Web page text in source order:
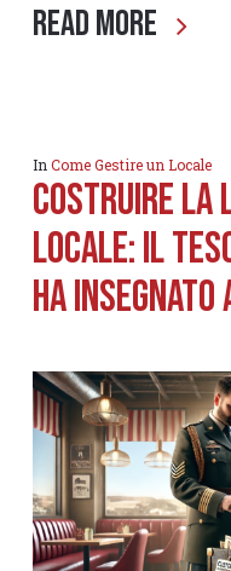
Read More
InCome Gestire un Locale
Costruire la
locale: Il
ha